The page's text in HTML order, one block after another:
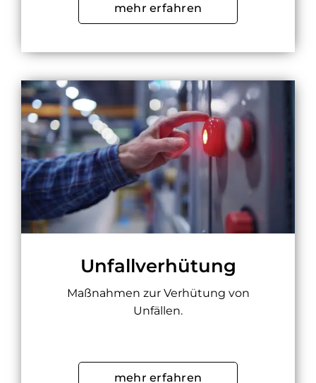
mehr erfahren
Unfallverhütung
Maßnahmen zur Verhütung von
Unfällen.
mehr erfahren